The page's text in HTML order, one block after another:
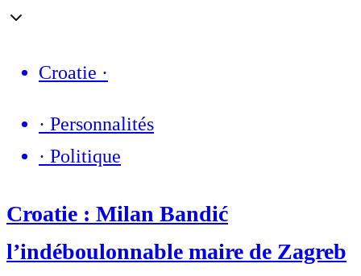
Croatie ·
· Personnalités
· Politique
Croatie : Milan Bandić
l’indéboulonnable maire de Zagreb